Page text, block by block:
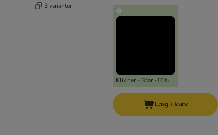
3 varianter
Klik her - Spar -10%
Læg i kurv